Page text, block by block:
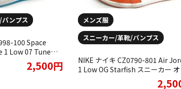
ンプス
100 Space
1 Low 07 Tune
ス1 スニーカー ホ
させていただきま
2,500円
メンズ服
スニーカー/革靴/パンプス
NIKE ナイキ CZ0790-801 Air
1 Low OG Starfish スニーカー
ジをお買取りさせていただきまし